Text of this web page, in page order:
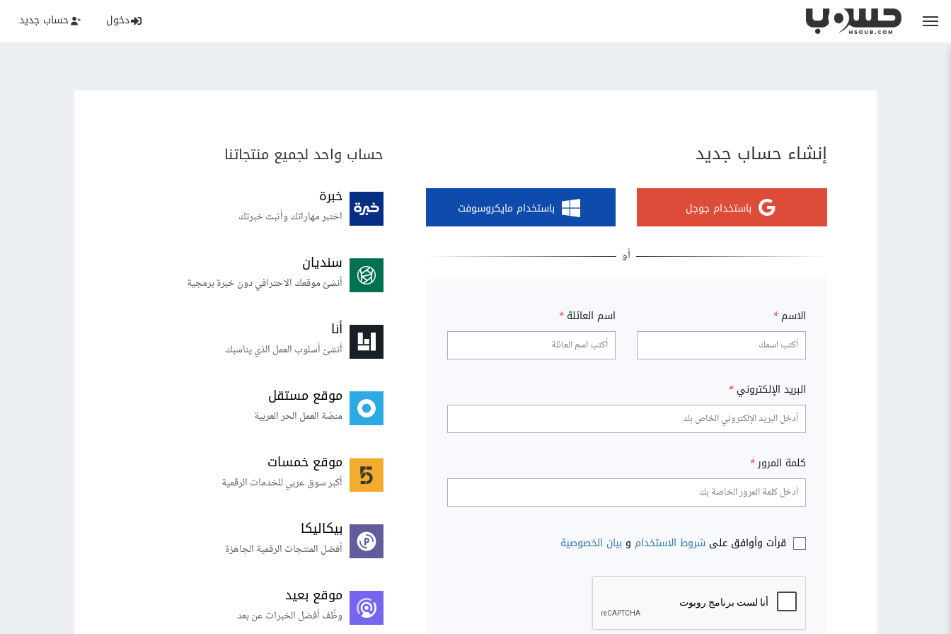
دخول حساب جديد
إنشاء حساب جديد
باستخدام جوجل باستخدام مايكروسوفت
الاسم * اسم العائلة *
البريد الإلكتروني *
كلمة المرور*
قرأت وأوافق على شروط الاستخدام و بيان الخصوصية
حساب واحد لجميع منتجاتنا
خبرة
اختبر مهاراتك وأثبت خبرتك
سنديان
أنشئ موقعك الاحترافي دون خبرة برمجية
أنا
أنشئ أسلوب العمل الذي يناسبك
موقع مستقل
منصّة العمل الحر العربية
موقع خمسات
أكبر سوق عربي للخدمات الرقمية
بيكاليكا
أفضل المنتجات الرقمية الجاهزة
موقع بعيد
وظّف أفضل الخبرات عن بعد